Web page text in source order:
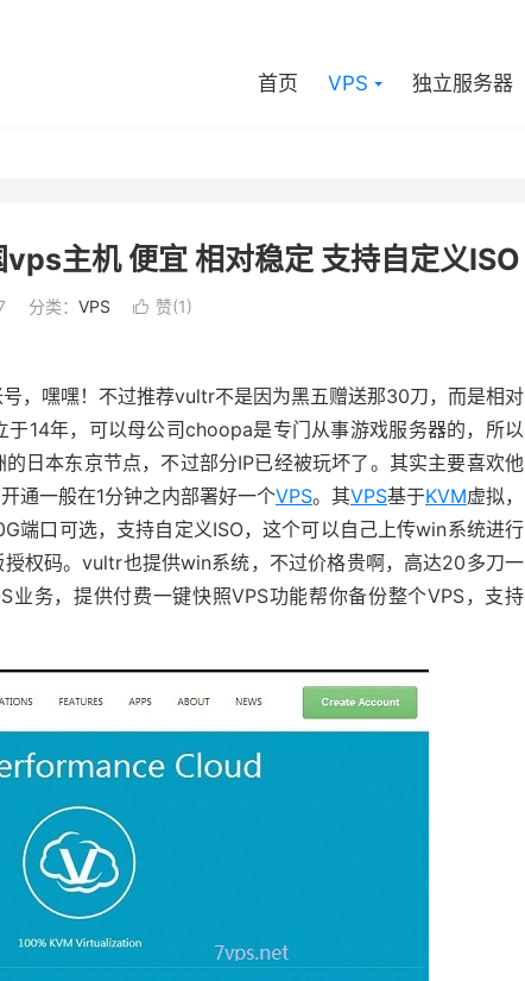
首页 VPS 独立服务器
主机 便宜 相对稳定 支持自定义ISO
分类： VPS  赞(1)
，嘿嘿！不过推荐vultr不是因为黑五赠送那30刀，而是相对
14年，可以母公司choopa是专门从事游戏服务器的，所以
日本东京节点，不过部分IP已经被玩坏了。其实主要喜欢他
通一般在1分钟之内部署好一个VPS。其VPS基于KVM虚拟，
端口可选，支持自定义ISO，这个可以自己上传win系统进行
权码。vultr也提供win系统，不过价格贵啊，高达20多刀一
业务，提供付费一键快照VPS功能帮你备份整个VPS，支持